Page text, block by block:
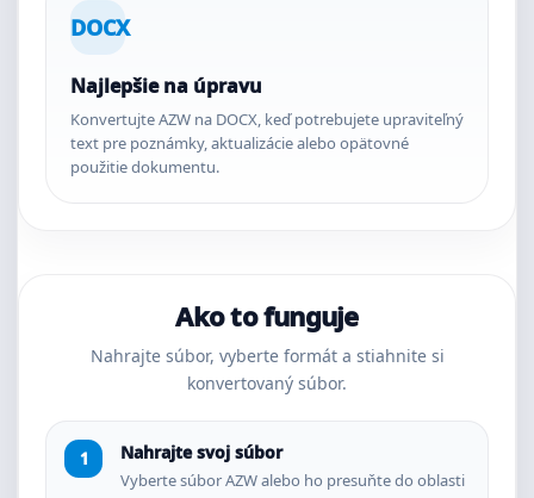
DOCX
Najlepšie na úpravu
Konvertujte AZW na DOCX, keď potrebujete upraviteľný
text pre poznámky, aktualizácie alebo opätovné
použitie dokumentu.
Ako to funguje
Nahrajte súbor, vyberte formát a stiahnite si
konvertovaný súbor.
Nahrajte svoj súbor
Vyberte súbor AZW alebo ho presuňte do oblasti